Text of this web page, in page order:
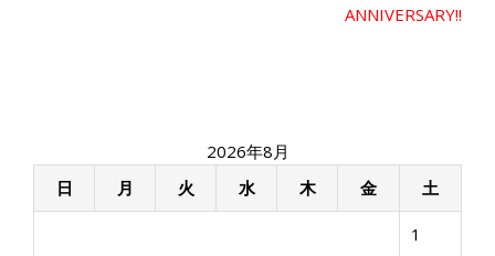
ANNIVERSARY!!
2026年8月
日
月 火 水 木 金 土
1